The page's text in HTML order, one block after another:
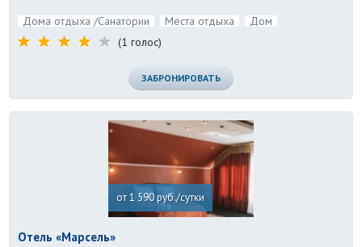
Дома отдыха /Санатории Места отдыха
Дом
(1 голос)
ЗАБРОНИРОВАТЬ
от 1 590 руб./сутки
Отель «Марсель»